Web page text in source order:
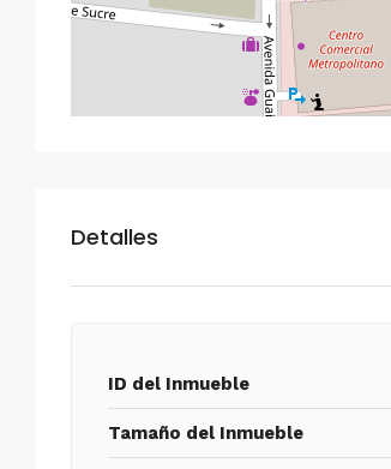
Detalles
ID del Inmueble
Tamaño del Inmueble